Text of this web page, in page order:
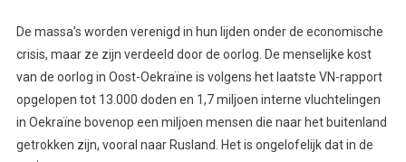
De massa’s worden verenigd in hun lijden onder de economische
crisis, maar ze zijn verdeeld door de oorlog. De menselijke kost
van de oorlog in Oost-Oekraïne is volgens het laatste VN-rapport
opgelopen tot 13.000 doden en 1,7 miljoen interne vluchtelingen
in Oekraïne bovenop een miljoen mensen die naar het buitenland
getrokken zijn, vooral naar Rusland. Het is ongelofelijk dat in de